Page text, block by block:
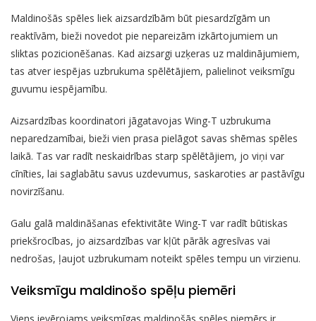
Maldinošās spēles liek aizsardzībām būt piesardzīgām un
reaktīvām, bieži novedot pie nepareizām izkārtojumiem un
sliktas pozicionēšanas. Kad aizsargi uzķeras uz maldinājumiem,
tas atver iespējas uzbrukuma spēlētājiem, palielinot veiksmīgu
guvumu iespējamību.
Aizsardzības koordinatori jāgatavojas Wing-T uzbrukuma
neparedzamībai, bieži vien prasa pielāgot savas shēmas spēles
laikā. Tas var radīt neskaidrības starp spēlētājiem, jo viņi var
cīnīties, lai saglabātu savus uzdevumus, saskaroties ar pastāvīgu
novirzīšanu.
Galu galā maldināšanas efektivitāte Wing-T var radīt būtiskas
priekšrocības, jo aizsardzības var kļūt pārāk agresīvas vai
nedrošas, ļaujot uzbrukumam noteikt spēles tempu un virzienu.
Veiksmīgu maldinošo spēļu piemēri